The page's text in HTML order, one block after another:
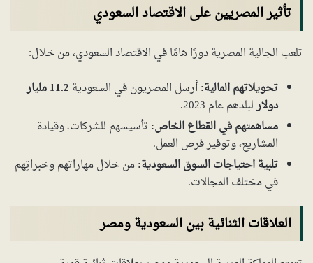
تأثير المصريين على الاقتصاد السعودي
تلعب الجالية المصرية دورًا هامًا في الاقتصاد السعودي، من خلال:
تحويلاتهم المالية:أرسل المصريون في السعودية
11.2 مليار
دولارلبلدهم عام 2023.
مساهمتهم في القطاع الخاص: تأسيسهم للشركات، وقيادة
المشاريع، وتوفير فرص العمل.
تلبية احتياجات السوق السعودية:من خلال مهاراتهم وخبراتِهم
في مختلف المجالات.
العلاقات الثنائية بين السعودية ومصر